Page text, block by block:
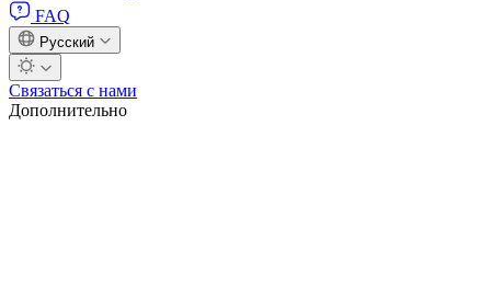
FAQ
Русский
Связаться с нами
Дополнительно